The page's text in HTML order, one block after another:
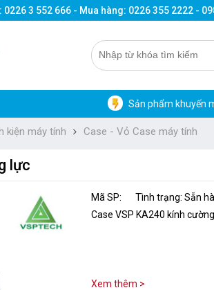
3 552 666 - Mua hàng: 0226 355 2222 -
Sản phẩm khuyến
kiện máy tính Case - Vỏ Case máy tính
lực
Mã SP:
Tình trạng: Sẵn
Case VSP KA240 kính
Xem thêm >